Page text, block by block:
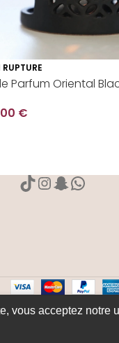
RUPTURE
Parfum Oriental
€
vous acceptez notre